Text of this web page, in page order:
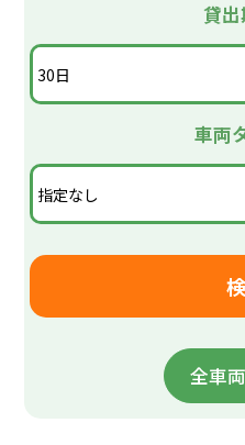
・道の駅 歓遊舎ひこさん
・源じいの森 キャンプ場
・英彦山 英彦山神社奉幣
・ひこさんホテル和 自然
・英彦山温泉 しゃくなげ
・道の駅 小石原 焼き物の
・王塚装飾古墳館 最古の
貸
車両
全車